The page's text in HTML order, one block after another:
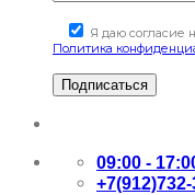
Я даю согласие
Политика
09:00 -